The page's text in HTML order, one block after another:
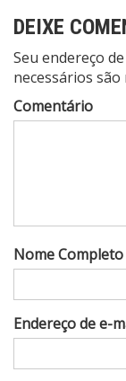
DEIXE
Seu endereço
necessários são
Comentário
Nome
Endereço de e-